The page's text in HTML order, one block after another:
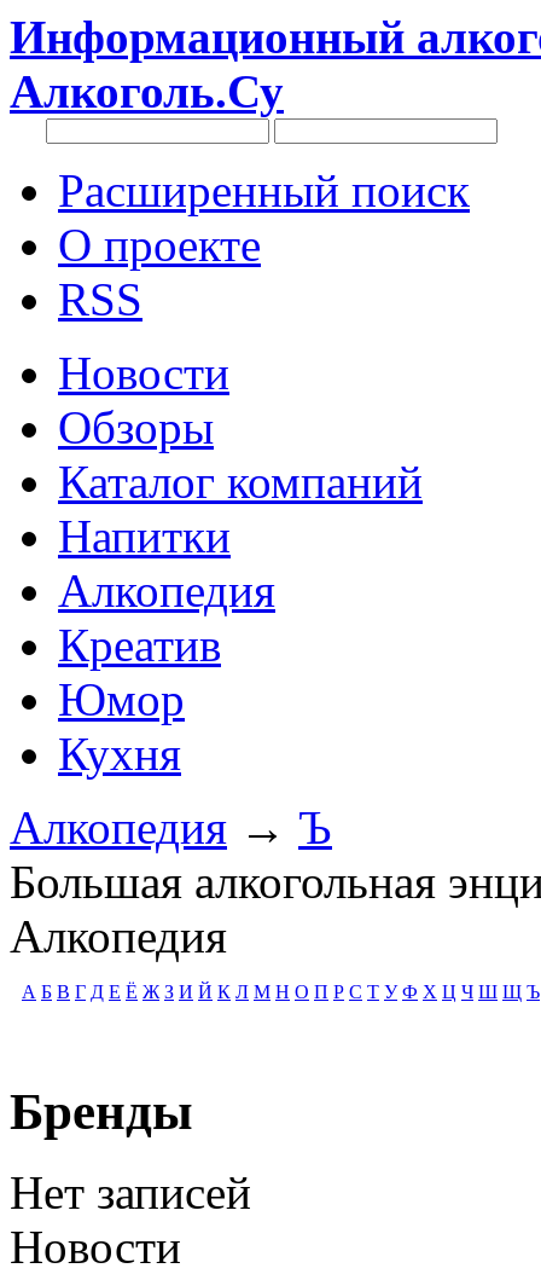
Информационный
Алкоголь.Су
Расширенный поиск
О проекте
RSS
Новости
Обзоры
Каталог компаний
Напитки
Алкопедия
Креатив
Юмор
Кухня
Алкопедия → Ъ
Большая алкогольная
Алкопедия
А Б В Г Д Е Ё Ж З И Й К Л М Н О П Р С Т У Ф Х Ц Ч Ш Щ Ъ
Бренды
Нет записей
Новости